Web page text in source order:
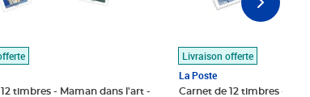
timbres - Maman dans l'art -
Livraison offerte
La Poste
Carnet de 12 timbres - Le